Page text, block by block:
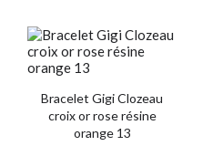
Bracelet Gigi Clozeau
croix or rose résine
orange 13